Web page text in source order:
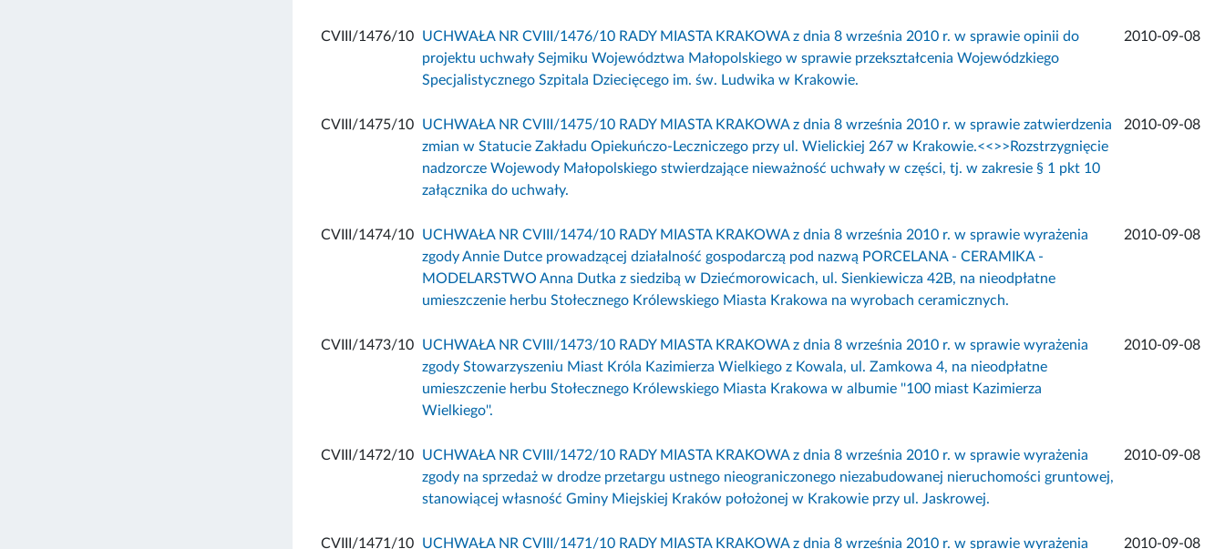
CVIII/1476/10
UCHWAŁA NR CVIII/1476/10 RADY MIASTA KRAKOWA z dnia 8 września 2010 r. w sprawie opinii do
projektu uchwały Sejmiku Województwa Małopolskiego w sprawie przekształcenia Wojewódzkiego
Specjalistycznego Szpitala Dziecięcego im. św. Ludwika w Krakowie.
2010-09-08
CVIII/1475/10
UCHWAŁA NR CVIII/1475/10 RADY MIASTA KRAKOWA z dnia 8 września 2010 r. w sprawie zatwierdzenia
zmian w Statucie Zakładu Opiekuńczo-Leczniczego przy ul. Wielickiej 267 w Krakowie.<<>>Rozstrzygnięcie
nadzorcze Wojewody Małopolskiego stwierdzające nieważność uchwały w części, tj. w zakresie § 1 pkt 10
załącznika do uchwały.
2010-09-08
CVIII/1474/10
UCHWAŁA NR CVIII/1474/10 RADY MIASTA KRAKOWA z dnia 8 września 2010 r. w sprawie wyrażenia
zgody Annie Dutce prowadzącej działalność gospodarczą pod nazwą PORCELANA - CERAMIKA -
MODELARSTWO Anna Dutka z siedzibą w Dziećmorowicach, ul. Sienkiewicza 42B, na nieodpłatne
umieszczenie herbu Stołecznego Królewskiego Miasta Krakowa na wyrobach ceramicznych.
2010-09-08
CVIII/1473/10
UCHWAŁA NR CVIII/1473/10 RADY MIASTA KRAKOWA z dnia 8 września 2010 r. w sprawie wyrażenia
zgody Stowarzyszeniu Miast Króla Kazimierza Wielkiego z Kowala, ul. Zamkowa 4, na nieodpłatne
umieszczenie herbu Stołecznego Królewskiego Miasta Krakowa w albumie ''100 miast Kazimierza
Wielkiego''.
2010-09-08
CVIII/1472/10
UCHWAŁA NR CVIII/1472/10 RADY MIASTA KRAKOWA z dnia 8 września 2010 r. w sprawie wyrażenia
zgody na sprzedaż w drodze przetargu ustnego nieograniczonego niezabudowanej nieruchomości gruntowej,
stanowiącej własność Gminy Miejskiej Kraków położonej w Krakowie przy ul. Jaskrowej.
2010-09-08
CVIII/1471/10
UCHWAŁA NR CVIII/1471/10 RADY MIASTA KRAKOWA z dnia 8 września 2010 r. w sprawie wyrażenia
2010-09-08